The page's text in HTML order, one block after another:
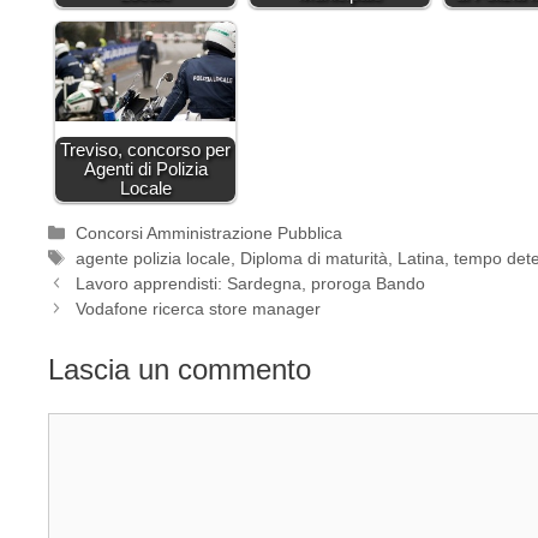
Treviso, concorso per
Agenti di Polizia
Locale
Categorie
Concorsi Amministrazione Pubblica
Tag
agente polizia locale Diploma di maturità Latina ,tempo
Lavoro apprendisti: Sardegna, proroga Bando
Vodafone ricerca store manager
Lascia un commento